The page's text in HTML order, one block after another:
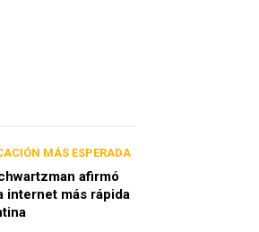
MÁS ESPERADA
afirmó
internet más rápida